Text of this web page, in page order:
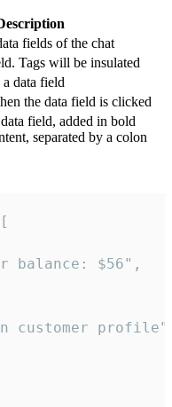
fields of the chat
Tags will be insulated
data field
the data field is clicked
field, added in bold
separated by a colon
balance: $56",
customer